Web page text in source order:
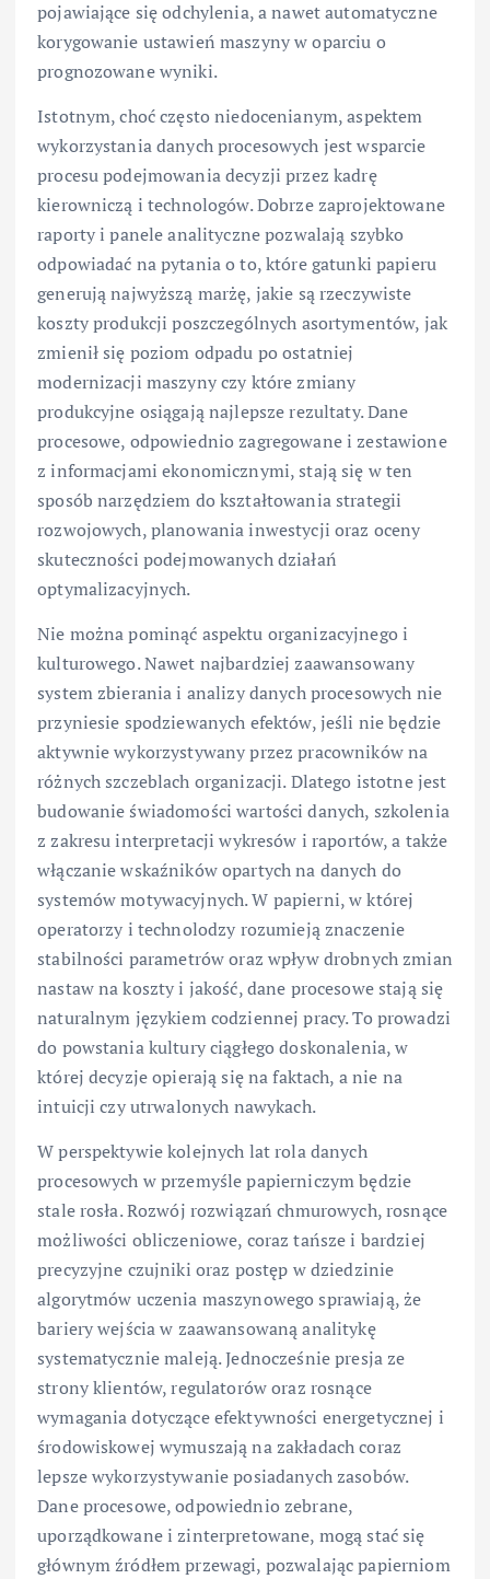
pojawiające się odchylenia, a nawet automatyczne
korygowanie ustawień maszyny w oparciu o
prognozowane wyniki.
Istotnym, choć często niedocenianym, aspektem
wykorzystania danych procesowych jest wsparcie
procesu podejmowania decyzji przez kadrę
kierowniczą i technologów. Dobrze zaprojektowane
raporty i panele analityczne pozwalają szybko
odpowiadać na pytania o to, które gatunki papieru
generują najwyższą marżę, jakie są rzeczywiste
koszty produkcji poszczególnych asortymentów, jak
zmienił się poziom odpadu po ostatniej
modernizacji maszyny czy które zmiany
produkcyjne osiągają najlepsze rezultaty. Dane
procesowe, odpowiednio zagregowane i zestawione
z informacjami ekonomicznymi, stają się w ten
sposób narzędziem do kształtowania strategii
rozwojowych, planowania inwestycji oraz oceny
skuteczności podejmowanych działań
optymalizacyjnych.
Nie można pominąć aspektu organizacyjnego i
kulturowego. Nawet najbardziej zaawansowany
system zbierania i analizy danych procesowych nie
przyniesie spodziewanych efektów, jeśli nie będzie
aktywnie wykorzystywany przez pracowników na
różnych szczeblach organizacji. Dlatego istotne jest
budowanie świadomości wartości danych, szkolenia
z zakresu interpretacji wykresów i raportów, a także
włączanie wskaźników opartych na danych do
systemów motywacyjnych. W papierni, w której
operatorzy i technolodzy rozumieją znaczenie
stabilności parametrów oraz wpływ drobnych zmian
nastaw na koszty i jakość, dane procesowe stają się
naturalnym językiem codziennej pracy. To prowadzi
do powstania kultury ciągłego doskonalenia, w
której decyzje opierają się na faktach, a nie na
intuicji czy utrwalonych nawykach.
W perspektywie kolejnych lat rola danych
procesowych w przemyśle papierniczym będzie
stale rosła. Rozwój rozwiązań chmurowych, rosnące
możliwości obliczeniowe, coraz tańsze i bardziej
precyzyjne czujniki oraz postęp w dziedzinie
algorytmów uczenia maszynowego sprawiają, że
bariery wejścia w zaawansowaną analitykę
systematycznie maleją. Jednocześnie presja ze
strony klientów, regulatorów oraz rosnące
wymagania dotyczące efektywności energetycznej i
środowiskowej wymuszają na zakładach coraz
lepsze wykorzystywanie posiadanych zasobów.
Dane procesowe, odpowiednio zebrane,
uporządkowane i zinterpretowane, mogą stać się
głównym źródłem przewagi, pozwalając papierniom